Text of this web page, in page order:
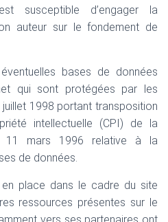
susceptible d’engager la
auteur sur le fondement de
bases de données
qui sont protégées par les
1998 portant transposition
intellectuelle (CPI) de la
11 mars 1996 relative à la
de données.
place dans le cadre du site
ressources présentes sur le